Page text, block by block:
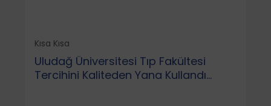
Kısa Kısa
Uludağ Üniversitesi Tıp Fakültesi
Tercihini Kaliteden Yana Kullandı…